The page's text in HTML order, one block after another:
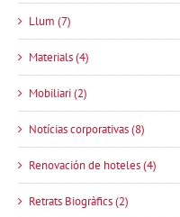
Llum (7)
Materials (4)
Mobiliari (2)
Notícias corporativas (8)
Renovación de hoteles (4)
Retrats Biogràfics (2)